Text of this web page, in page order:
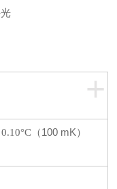
+
0.10°C （100 mK）